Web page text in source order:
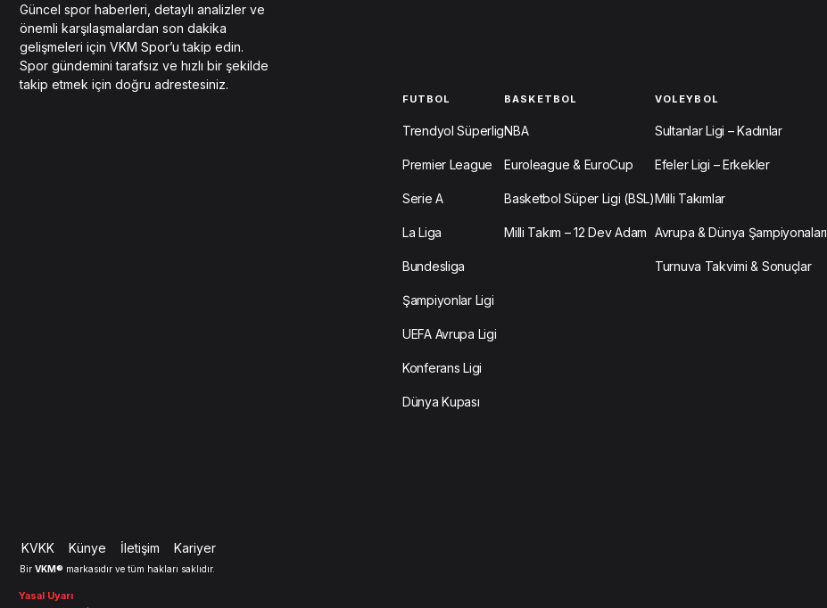
Güncel spor haberleri, detaylı analizler ve
önemli karşılaşmalardan son dakika
gelişmeleri için VKM Spor’u takip edin.
Spor gündemini tarafsız ve hızlı bir şekilde
takip etmek için doğru adrestesiniz.
FUTBOL
Trendyol Süperlig
Premier League
Serie A
La Liga
Bundesliga
Şampiyonlar Ligi
UEFA Avrupa Ligi
Konferans Ligi
Dünya Kupası
BASKETBOL
NBA
Euroleague & EuroCup
Basketbol Süper Ligi (BSL)
Milli Takım – 12 Dev Adam
VOLEYBOL
Sultanlar Ligi – Kadınlar
Efeler Ligi – Erkekler
Milli Takımlar
Avrupa & Dünya Şampiyonaları
Turnuva Takvimi & Sonuçlar
KVKK Künye İletişim Kariyer
Bir VKM® markasıdır ve tüm hakları saklıdır.
Yasal Uyarı